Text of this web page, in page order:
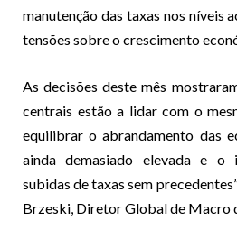
manutenção das taxas nos níveis
tensões sobre o crescimento
As decisões deste mês
centrais estão a lidar com o
equilibrar o abrandamento das
ainda demasiado elevada e o
subidas de taxas sem
Brzeski, Diretor Global de Macro